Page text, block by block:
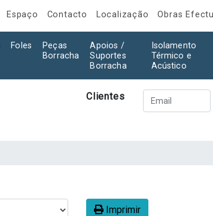
Espaço Contacto Localização Obras
Foles
Peças
Borracha
Apoios /
Suportes
Borracha
Isolamento
Térmico e
Acústico
Clientes
Imprimir